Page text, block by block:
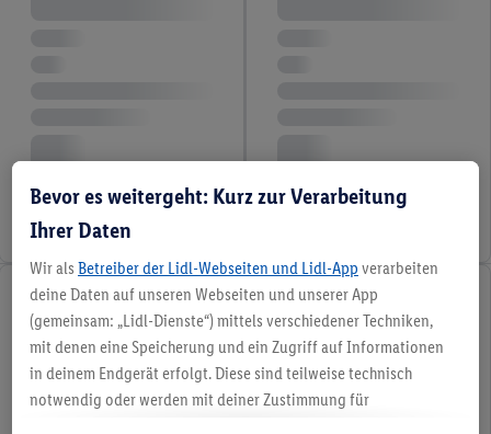
Bevor es weitergeht: Kurz zur Verarbeitung
Ihrer Daten
Wir als Betreiber der Lidl-Webseiten und Lidl-App verarbeiten
deine Daten auf unseren Webseiten und unserer App
(gemeinsam: „Lidl-Dienste“) mittels verschiedener Techniken,
mit denen eine Speicherung und ein Zugriff auf Informationen
in deinem Endgerät erfolgt. Diese sind teilweise technisch
notwendig oder werden mit deiner Zustimmung für